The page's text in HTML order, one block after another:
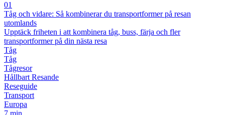
01
Tåg och vidare: Så kombinerar du transportformer på resan
utomlands
Upptäck friheten i att kombinera tåg, buss, färja och fler
transportformer på din nästa resa
Tåg
Tåg
Tågresor
Hållbart Resande
Reseguide
Transport
Europa
7 min